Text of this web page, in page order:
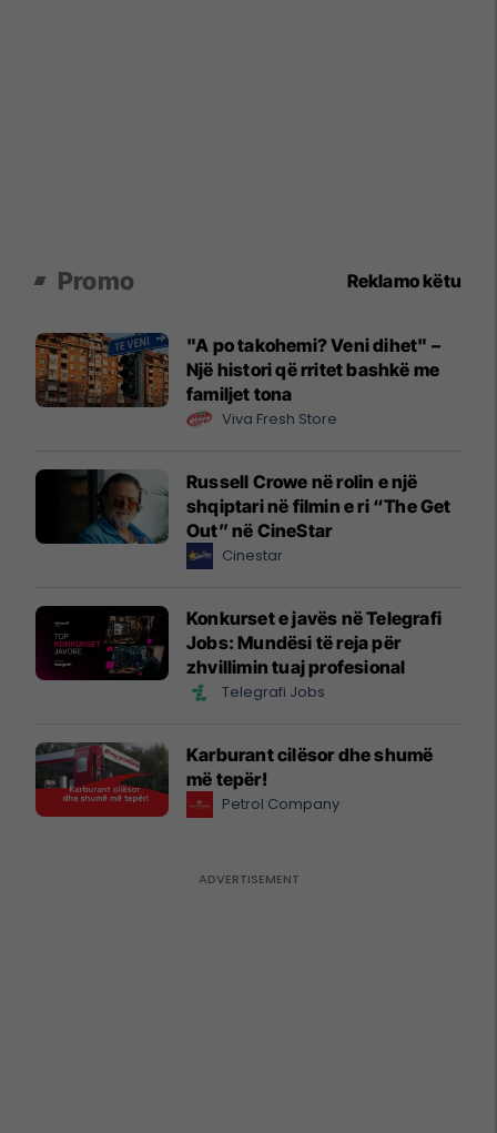
Promo Reklamo këtu
"A po takohemi? Veni dihet" –
Një histori që rritet bashkë me
familjet tona
Viva Fresh Store
Russell Crowe në rolin e një
shqiptari në filmin e ri “The Get
Out” në CineStar
Cinestar
Konkurset e javës në Telegrafi
Jobs: Mundësi të reja për
zhvillimin tuaj profesional
Telegrafi Jobs
Karburant cilësor dhe shumë
më tepër!
Petrol Company